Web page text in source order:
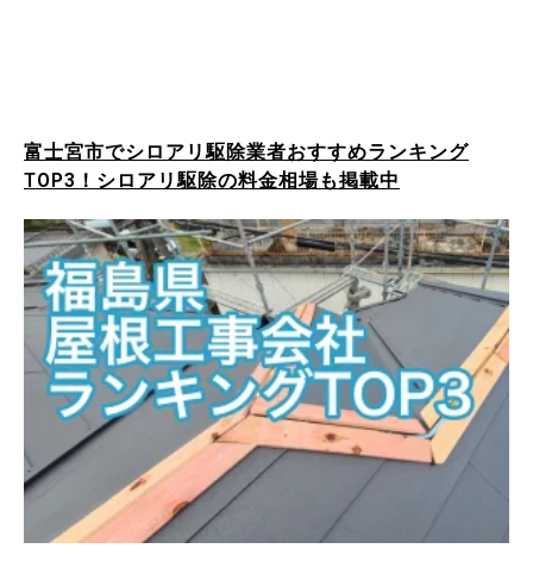
富士宮市でシロアリ駆除業者おすすめランキング
TOP3！シロアリ駆除の料金相場も掲載中